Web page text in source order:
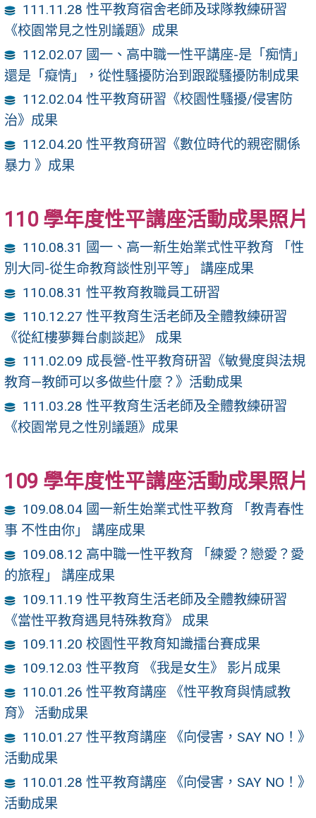
111.11.28 性平教育宿舍老師及球隊教練研習
《校園常見之性別議題》成果
112.02.07 國一、高中職一性平講座-是「痴情」
還是「癡情」，從性騷擾防治到跟蹤騷擾防制成果
112.02.04 性平教育研習《校園性騷擾/侵害防
治》成果
112.04.20 性平教育研習《數位時代的親密關係
暴力 》成果
110 學年度性平講座活動成果照片
110.08.31 國一、高一新生始業式性平教育 「性
別大同-從生命教育談性別平等」 講座成果
110.08.31 性平教育教職員工研習
110.12.27 性平教育生活老師及全體教練研習
《從紅樓夢舞台劇談起》 成果
111.02.09 成長營-性平教育研習《敏覺度與法規
教育—教師可以多做些什麼？》活動成果
111.03.28 性平教育生活老師及全體教練研習
《校園常見之性別議題》成果
109 學年度性平講座活動成果照片
109.08.04 國一新生始業式性平教育 「教青春性
事 不性由你」 講座成果
109.08.12 高中職一性平教育 「練愛？戀愛？愛
的旅程」 講座成果
109.11.19 性平教育生活老師及全體教練研習
《當性平教育遇見特殊教育》 成果
109.11.20 校園性平教育知識擂台賽成果
109.12.03 性平教育 《我是女生》 影片成果
110.01.26 性平教育講座 《性平教育與情感教
育》 活動成果
110.01.27 性平教育講座 《向侵害，SAY NO！》
活動成果
110.01.28 性平教育講座 《向侵害，SAY NO！》
活動成果